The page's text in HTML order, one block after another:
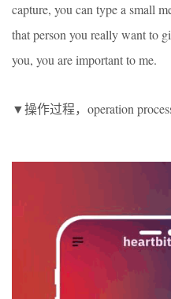
capture, you can type a small
that person you really want to
you, you are important to me.
▼操作过程，operation